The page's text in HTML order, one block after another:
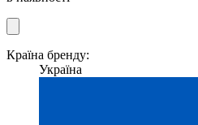
Країна бренду:
Україна